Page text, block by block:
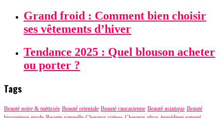
Grand froid : Comment bien choisir
ses vêtements d’hiver
Tendance 2025 : Quel blouson acheter
ou porter ?
Tags
Beauté noire & métissée Beauté orientale Beauté caucasienne Beauté asiatique Beauté